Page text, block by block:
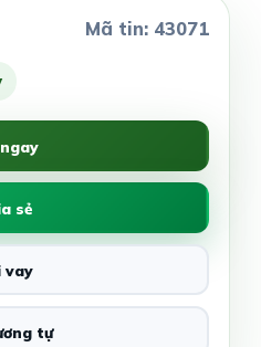
Mã tin: 43071
sẻ
vay
tự